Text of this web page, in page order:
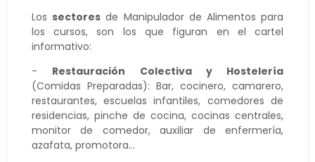
Los sectores de Manipulador de Alimentos para
los cursos, son los que figuran en el cartel
informativo:
- Restauración Colectiva y Hostelería
(Comidas Preparadas): Bar, cocinero, camarero,
restaurantes, escuelas infantiles, comedores de
residencias, pinche de cocina, cocinas centrales,
monitor de comedor, auxiliar de enfermería,
azafata, promotora...